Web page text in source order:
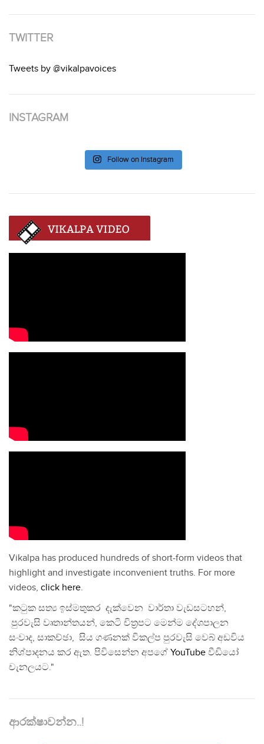
TWITTER
Tweets by @vikalpavoices
INSTAGRAM
Follow on Instagram
Vikalpa has produced hundreds of short-form videos that
highlight and investigate inconvenient truths. For more
videos, click here.
"කටුක සත්‍ය ඉස්මතුකර දැක්වෙන වාර්තා වැඩසටහන්,
පුරවැසි වෘතාන්තයන්, කෙටි චිත්‍රපට මෙන්ම දේශපාලන
සංවාද, සාකච්ඡා, සිය ගණනක් විකල්ප පුරවැසි වෙබ් අඩවිය
නිශ්පාදනය කර ඇත. පිවිසෙන්න අපගේ YouTube වීඩියෝ
චැනලයට."
ආරක්ෂාවන්න..!